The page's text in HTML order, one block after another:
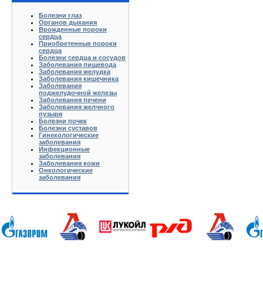
Болезни глаз
Органов дыхания
Врожденные пороки
сердца
Приобретенные пороки
сердца
Болезни сердца и сосудов
Заболевания пищевода
Заболевания желудка
Заболевания кишечника
Заболевания
поджелудочной железы
Заболевания печени
Заболевания желчного
пузыря
Болезни почек
Болезни суставов
Гинекологические
заболевания
Инфекционные
заболевания
Заболевания кожи
Онкологические
заболевания